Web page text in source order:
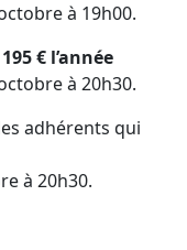
à 19h00.
195 € l’année
à 20h30.
adhérents qui
à 20h30.